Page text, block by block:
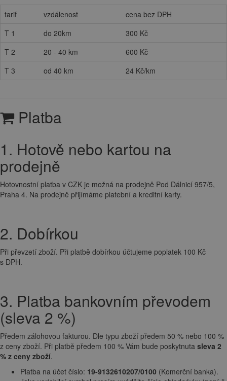
tarif
vzdálenost
cena bez DPH
T 1
do 20km
300 Kč
T 2
20 - 40 km
600 Kč
T 3
od 40 km 24 Kč/km
Platba
1. Hotově nebo kartou na
prodejně
Hotovnostní platba v CZK je možná na prodejně Pod Dálnicí 957/5,
Praha 4. Na prodejně přijímáme platební a kreditní karty.
2. Dobírkou
Při převzetí zboží. Při platbě dobírkou účtujeme poplatek 100 Kč
s DPH.
3. Platba bankovním převodem
(sleva 2 %)
Předem zálohovou fakturou. Dle typu zboží předem 50 % nebo 100 %
z ceny zboží. Při platbě předem 100 % Vám bude poskytnuta sleva 2
% z ceny zboží.
Platba na účet číslo: 19-9132610207/0100 (Komerční banka).